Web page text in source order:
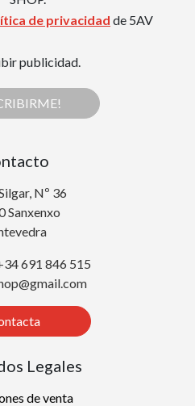
de privacidad de 5AV
publicidad.
Nº 36
Sanxenxo
691 846 515
Legales
de venta